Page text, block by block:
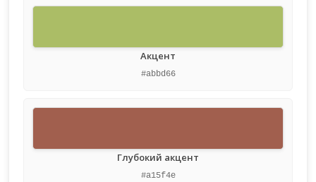
Акцент
#abbd66
Глубокий акцент
#a15f4e